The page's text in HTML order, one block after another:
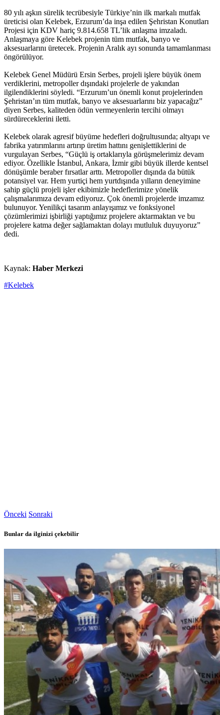
80 yılı aşkın sürelik tecrübesiyle Türkiye’nin ilk markalı mutfak
üreticisi olan Kelebek, Erzurum’da inşa edilen Şehristan Konutları
Projesi için KDV hariç 9.814.658 TL’lik anlaşma imzaladı.
Anlaşmaya göre Kelebek projenin tüm mutfak, banyo ve
aksesuarlarını üretecek. Projenin Aralık ayı sonunda tamamlanması
öngörülüyor.
Kelebek Genel Müdürü Ersin Serbes, projeli işlere büyük önem
verdiklerini, metropoller dışındaki projelerle de yakından
ilgilendiklerini söyledi. “Erzurum’un önemli konut projelerinden
Şehristan’ın tüm mutfak, banyo ve aksesuarlarını biz yapacağız”
diyen Serbes, kaliteden ödün vermeyenlerin tercihi olmayı
sürdüreceklerini iletti.
Kelebek olarak agresif büyüme hedefleri doğrultusunda; altyapı ve
fabrika yatırımlarını artırıp üretim hattını genişlettiklerini de
vurgulayan Serbes, “Güçlü iş ortaklarıyla görüşmelerimiz devam
ediyor. Özellikle İstanbul, Ankara, İzmir gibi büyük illerde kentsel
dönüşümle beraber fırsatlar arttı. Metropoller dışında da bütük
potansiyel var. Hem yurtiçi hem yurtdışında yılların deneyimine
sahip güçlü projeli işler ekibimizle hedeflerimize yönelik
çalışmalarımıza devam ediyoruz. Çok önemli projelerde imzamız
bulunuyor. Yenilikçi tasarım anlayışımız ve fonksiyonel
çözümlerimizi işbirliği yaptığımız projelere aktarmaktan ve bu
projelere katma değer sağlamaktan dolayı mutluluk duyuyoruz”
dedi.
Kaynak: Haber Merkezi
#Kelebek
Önceki Sonraki
Bunlar da ilginizi çekebilir